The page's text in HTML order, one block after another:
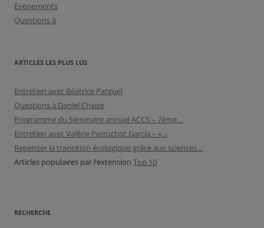
Evenements
Questions à
ARTICLES LES PLUS LUS
Entretien avec Béatrice Parguel
Questions à Daniel Chaize
Programme du Séminaire annuel ACCS – 7ème…
Entretien avec Valérie Perruchot Garcia – «…
Repenser la transition écologique grâce aux sciences…
Articles populaires par l’extension Top 10
RECHERCHE